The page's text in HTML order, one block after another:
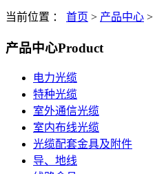
当前位置 ： 首页 > 产品中心 >
产品中心Product
电力光缆
特种光缆
室外通信光缆
室内布线光缆
光缆配套金具及附件
导、地线